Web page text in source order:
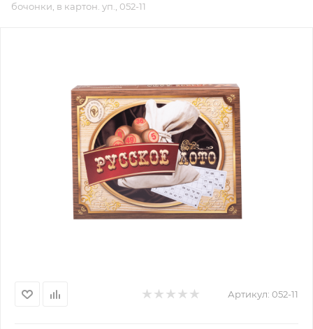
бочонки, в картон. уп., 052-11
Артикул: 052-11